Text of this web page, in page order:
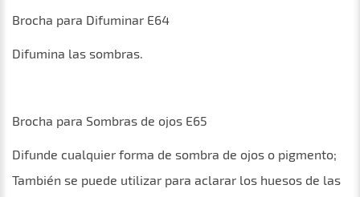
Brocha para Difuminar E64
Difumina las sombras.
Brocha para Sombras de ojos E65
Difunde cualquier forma de sombra de ojos o pigmento;
También se puede utilizar para aclarar los huesos de las